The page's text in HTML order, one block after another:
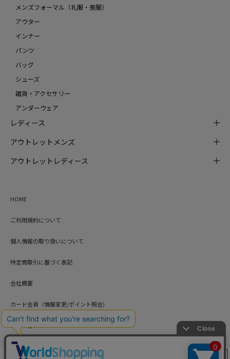
絞り込み
メンズフォーマル（礼服・喪服）
アウター
インナー
パンツ
バッグ
シューズ
雑貨・アクセサリー
アンダーウェア
レディース
アウトレットメンズ
アウトレットレディース
HOME
ご利用規約について
個人情報の取り扱いについて
特定商取引に基づく表記
会社概要
カード会員（情報変更/ポイント照会）